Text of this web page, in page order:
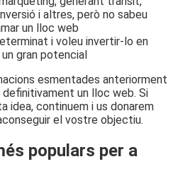
i altres, però no sabeu
un lloc web
i voleu invertir-lo en
gran potencial
esmentades anteriorment
un lloc web. Si
idea, continuem i us donarem
el vostre objectiu.
populars per a